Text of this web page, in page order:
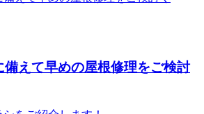
備えて早めの屋根修理をご検討